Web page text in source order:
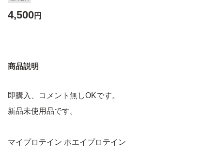
4,500円
商品説明
即購入、コメント無しOKです。
新品未使用品です。
マイプロテイン ホエイプロテイン